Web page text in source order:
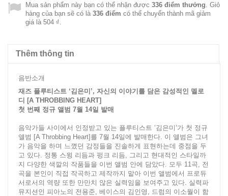
Mua sản phẩm này bạn có thể nhận được 336 điểm thưởng . Giỏ
hàng của bạn sẽ có là 336 điểm có thể chuyển thành mã giảm
giá là 504 ₫
Thêm thông tin
음반소개
재즈 플루티스트 ‘김은미’, 자신의 이야기를 담은 감성적인 멜로
디 [A THROBBING HEART]
첫 번째 정규 앨범 7월 14일 발매
음악가들 사이에서 인정받고 있는 플루티스트 ‘김은미’가 첫 정규
앨범 [A Throbbing Heart]를 7월 14일에 발매한다. 이 앨범은 그녀
가 음악을 하며 느꼈던 감정들을 진솔하게 표현하는데 중점을 두
고 있다. 정통 스윙 리듬과 펑크 리듬, 그리고 현대적인 스타일까
지 다양한 색깔의 작품들을 이번 앨범 안에 담았다. 모두 11곡, 전
곡을 본인이 직접 작곡하고 제작까지 맡아 이번 앨범에서 프로듀
서로서의 역량 또한 만만치 않은 실력임을 보여주고 있다. 실력파
뮤지션인 피아노의 전용준, 베이스의 김인영, 드럼의 이소월이 함